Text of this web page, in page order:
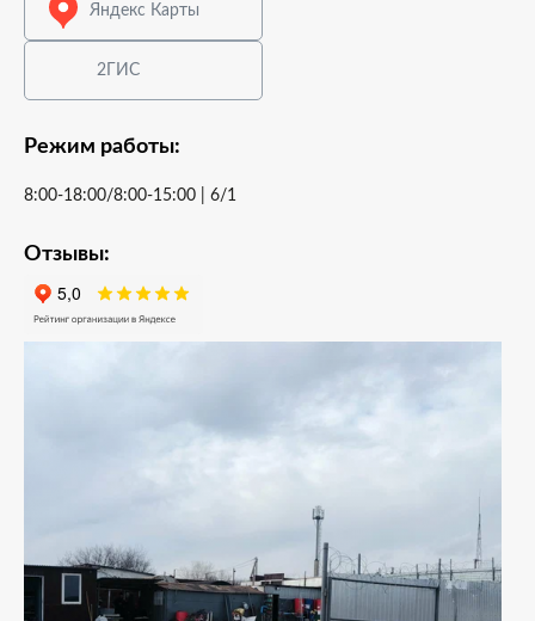
Яндекс Карты
2ГИС
Режим работы:
8:00-18:00/8:00-15:00 | 6/1
Отзывы: